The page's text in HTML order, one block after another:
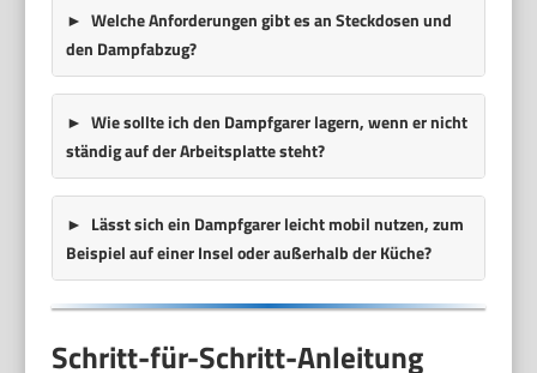
Welche Anforderungen gibt es an Steckdosen und
den Dampfabzug?
Wie sollte ich den Dampfgarer lagern, wenn er nicht
ständig auf der Arbeitsplatte steht?
Lässt sich ein Dampfgarer leicht mobil nutzen, zum
Beispiel auf einer Insel oder außerhalb der Küche?
Schritt-für-Schritt-Anleitung